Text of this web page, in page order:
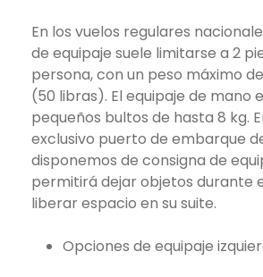
En los vuelos regulares
de equipaje suele limitarse a 2
persona, con un peso máximo
(50 libras). El equipaje de mano
pequeños bultos de hasta 8 kg.
exclusivo puerto de embarque
disponemos de consigna de
permitirá dejar objetos durante
liberar espacio en su suite.
Opciones de equipaje